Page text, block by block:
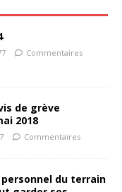
Commentaires
de grève
2018
Commentaires
personnel du terrain